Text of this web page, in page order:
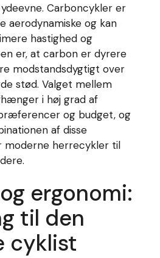
Carboncykler er
aerodynamiske og kan
hastighed og
er, at carbon er dyrere
modstandsdygtigt over
stød. Valget mellem
i høj grad af
og budget, og
af disse
moderne herrecykler til
ergonomi:
til den
cyklist